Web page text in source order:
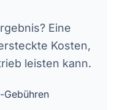
Eine
Kosten,
leisten kann.
Gebühren